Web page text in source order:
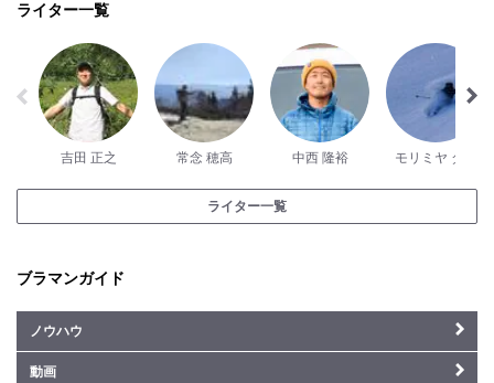
ライター一覧
吉田 正之 常念 穂高 中西 隆裕 モリミヤ ダイ
ライター一覧
ブラマンガイド
ノウハウ
動画